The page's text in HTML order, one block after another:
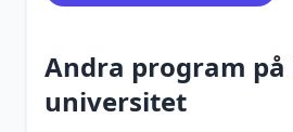
Andra program på
universitet